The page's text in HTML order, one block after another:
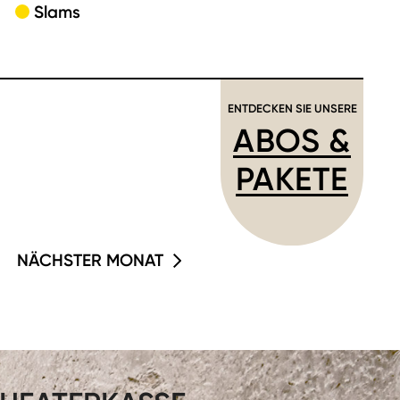
Slams
ENTDECKEN SIE UNSERE
ABOS &
PAKETE
NÄCHSTER MONAT